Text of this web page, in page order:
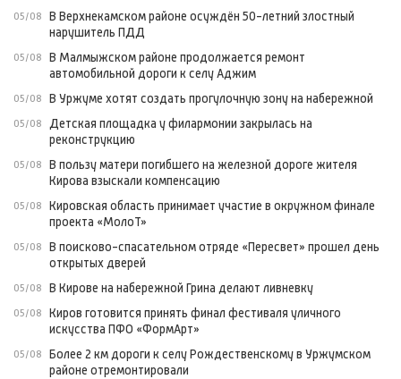
05/08
В Верхнекамском районе осуждён 50-летний злостный
нарушитель ПДД
05/08
В Малмыжском районе продолжается ремонт
автомобильной дороги к селу Аджим
05/08 В Уржуме хотят создать прогулочную зону на набережной
05/08
Детская площадка у филармонии закрылась на
реконструкцию
05/08
В пользу матери погибшего на железной дороге жителя
Кирова взыскали компенсацию
05/08
Кировская область принимает участие в окружном финале
проекта «МолоТ»
05/08
В поисково-спасательном отряде «Пересвет» прошел день
открытых дверей
05/08 В Кирове на набережной Грина делают ливневку
05/08
Киров готовится принять финал фестиваля уличного
искусства ПФО «ФормАрт»
05/08
Более 2 км дороги к селу Рождественскому в Уржумском
районе отремонтировали